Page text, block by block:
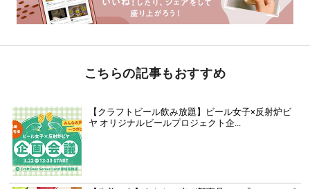
こちらの記事もおすすめ
【クラフトビール飲み放題】ビール女子×反射炉ビ
ヤ オリジナルビールプロジェクト企...